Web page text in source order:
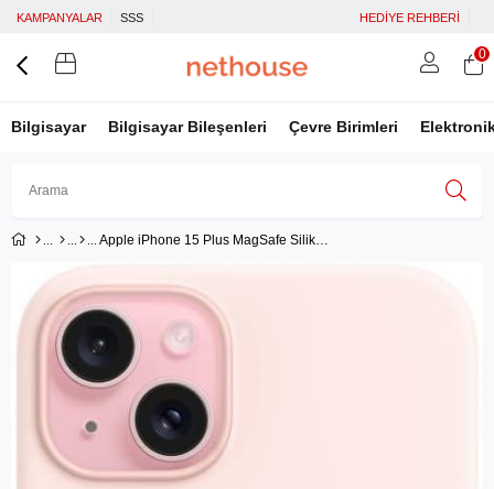
KAMPANYALAR SSS HEDİYE REHBERİ
Bilgisayar Bilgisayar Bileşenleri Çevre Birimleri
Üye Girişi
0
Apple iPhone 15 Plus MagSafe Silikon Kılıf Uçuk Pembe - MT143ZM/A